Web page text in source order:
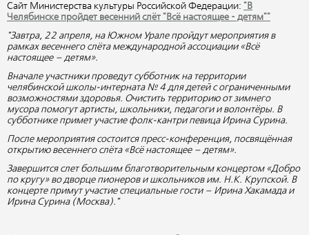
Сайт Министерства культуры Российской Федерации: "В
Челябинске пройдет весенний слёт "Всё настоящее - детям""
"Завтра, 22 апреля, на Южном Урале пройдут мероприятия в
рамках весеннего слёта международной ассоциации «Всё
настоящее – детям».
Вначале участники проведут субботник на территории
челябинской школы-интерната № 4 для детей с ограниченными
возможностями здоровья. Очистить территорию от зимнего
мусора помогут артисты, школьники, педагоги и волонтёры. В
субботнике примет участие фолк-кантри певица Ирина Сурина.
После мероприятия состоится пресс-конференция, посвящённая
открытию весеннего слёта «Всё настоящее – детям».
Завершится слет большим благотворительным концертом «Добро
по кругу» во дворце пионеров и школьников им. Н.К. Крупской. В
концерте примут участие специальные гости – Ирина Хакамада и
Ирина Сурина (Москва)."